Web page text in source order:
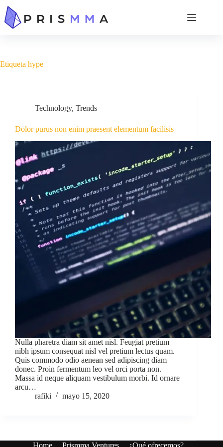
Etiqueta hype
Technology, Trends
Dolor purus non enim praesent elementum facilisis
Nulla pharetra diam sit amet nisl. Feugiat pretium
nibh ipsum consequat nisl vel pretium lectus quam.
Quis commodo odio aenean sed adipiscing diam
donec. Proin fermentum leo vel orci porta non.
Massa id neque aliquam vestibulum morbi. Id ornare
arcu…
rafiki
mayo 15, 2020
Home Prismma Ventures ¿Qué ofrecemos?